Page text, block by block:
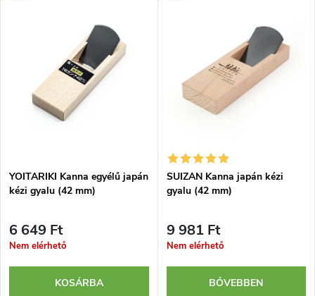
k
r
e
Legnépszerűbb termékek
ABC szerint
k
e
k
l
YOITARIKI Kanna egyélű japán
kézi gyalu (42 mm)
6 649 Ft
Nem elérhető
KOSÁRBA
SUIZAN Kanna japán kézi
gyalu (42 mm)
9 981 Ft
Nem elérhető
BŐVEBBEN